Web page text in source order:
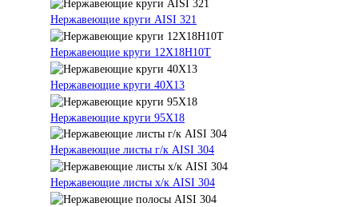
Нержавеющие круги AISI 321
Нержавеющие круги 12Х18Н10Т
Нержавеющие круги 40Х13
Нержавеющие круги 95Х18
Нержавеющие листы г/к AISI 304
Нержавеющие листы х/к AISI 304